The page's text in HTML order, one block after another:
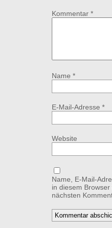
Kommentar *
Name *
E-Mail-Adresse *
Website
Name, E-Mail-
in diesem
nächsten